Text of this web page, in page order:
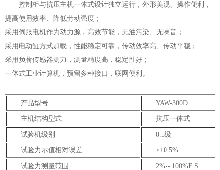
控制柜与抗压主机一体式设计独立运行，外形美观、操作便利，
提高使用效率、降低劳动强度；
采用伺服电机作为动力源，高效节能，无油污染、无噪音；
采用电动缸方式加载，性能稳定可靠，传动效率高、传动平稳；
采用负荷传感器测力，测量精度高，稳定性好；
一体式工业计算机，预留多种接口，联网便利。
产品型号 YAW-300D
主机结构型式 抗压一体式
试验机级别 0.5级
试验力示值相对误差 ≥±0.5%
试验力测量范围 2%～100%F·S